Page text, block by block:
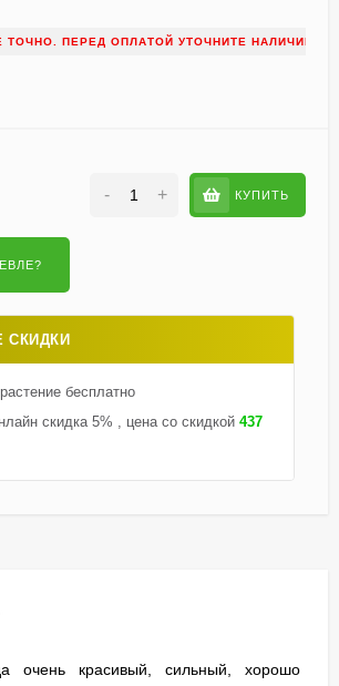
ТОЧНО. ПЕРЕД ОПЛАТОЙ УТОЧНИТЕ НАЛИЧИЕ!
- + КУПИТЬ
СКИДКИ
бесплатно
скидка 5% , цена со скидкой 437
очень красивый, сильный, хорошо